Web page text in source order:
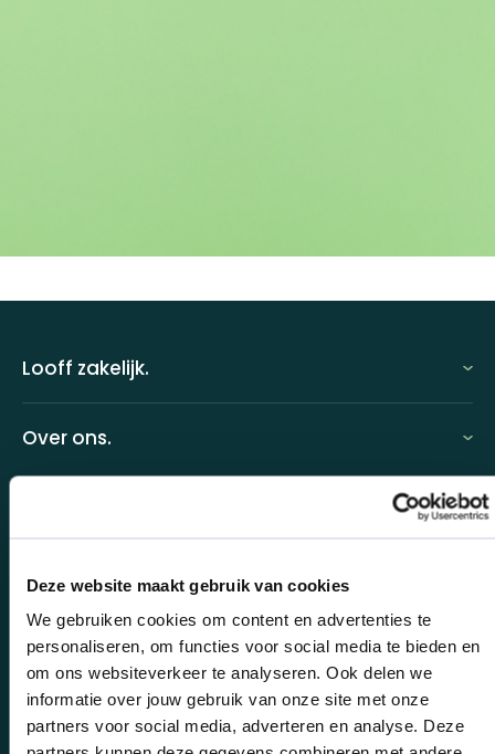
Deze website maakt gebruik van cookies
We gebruiken cookies om content en advertenties te
personaliseren, om functies voor social media te bieden en
om ons websiteverkeer te analyseren. Ook delen we
informatie over jouw gebruik van onze site met onze
partners voor social media, adverteren en analyse. Deze
Looff zakelijk.
Looff bedrijfsomgeving
Voor wie?
Klantcases
HR-koppeling
Over ons.
Contact
Werken bij
Duurzaamheid
B Corp
Kwaliteit